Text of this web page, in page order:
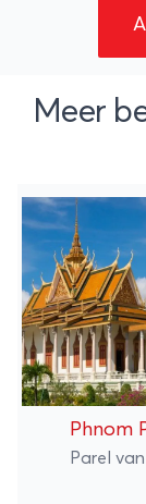
Meer
Phnom
Parel